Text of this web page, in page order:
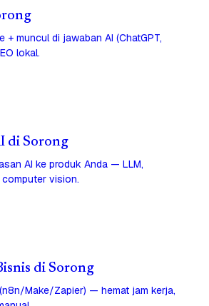
+ muncul di jawaban AI (ChatGPT,
lokal.
di Sorong
AI ke produk Anda — LLM,
computer vision.
di Sorong
Make/Zapier) — hemat jam kerja,